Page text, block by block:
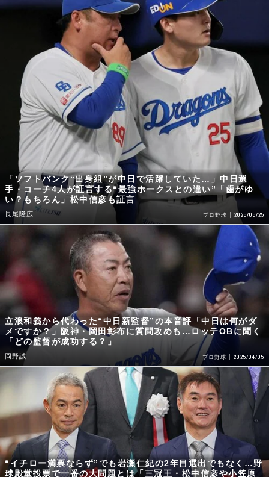
「ソフトバンク“出身組”が中日で活躍していた…」中日選
手・コーチ4人が証言する“最強ホークスとの違い”「歯がゆ
い？もちろん」松中信彦も証言
長尾隆広 プロ野球 2025/05/25
立浪和義から代わった“中日新監督”の本音評「中日は何がダ
メですか？」阪神・岡田彰布に質問攻めも…ロッテOBに聞く
「どの監督が成功する？」
岡野誠 プロ野球 2025/04/05
“イチロー満票ならず”でも岩瀬仁紀の2年目選出でもなく…野
球殿堂投票で一番の大問題とは「三冠王・松中信彦や小笠原